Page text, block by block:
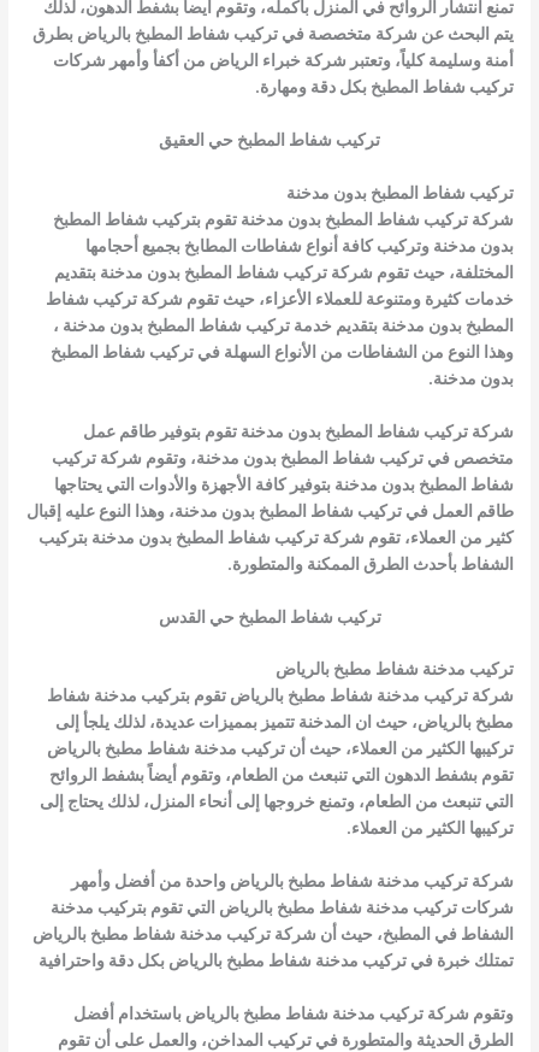
تمنع انتشار الروائح في المنزل بأكمله، وتقوم أيضاً بشفط الدهون، لذلك
يتم البحث عن شركة متخصصة في تركيب شفاط المطبخ بالرياض بطرق
أمنة وسليمة كلياً، وتعتبر شركة خبراء الرياض من أكفأ وأمهر شركات
تركيب شفاط المطبخ بكل دقة ومهارة.
تركيب شفاط المطبخ حي العقيق
تركيب شفاط المطبخ بدون مدخنة
شركةتركيب شفاط المطبخ بدون مدخنة تقومبتركيب شفاط المطبخ
بدون مدخنة وتركيب كافة أنواع شفاطات المطابخ بجميع أحجامها
المختلفة، حيث تقوم شركةتركيب شفاط المطبخ بدون مدخنة بتقديم
خدمات كثيرة ومتنوعة للعملاء الأعزاء، حيث تقوم شركةتركيب شفاط
المطبخ بدون مدخنة بتقديم خدمةتركيب شفاط المطبخ بدون مدخنة ،
وهذا النوع من الشفاطات من الأنواع السهلة فيتركيب شفاط المطبخ
بدون مدخنة.
شركةتركيب شفاط المطبخ بدون مدخنة تقوم بتوفير طاقم عمل
متخصص فيتركيب شفاط المطبخ بدون مدخنة، وتقوم شركةتركيب
شفاط المطبخ بدون مدخنة بتوفير كافة الأجهزة والأدوات التي يحتاجها
طاقم العمل في تركيب شفاط المطبخ بدون مدخنة، وهذا النوع عليه إقبال
كثير من العملاء، تقوم شركةتركيب شفاط المطبخ بدون مدخنة بتركيب
الشفاط بأحدث الطرق الممكنة والمتطورة.
تركيب شفاط المطبخ حي القدس
تركيب مدخنة شفاط مطبخ بالرياض
شركةتركيب مدخنة شفاط مطبخ بالرياض تقومبتركيب مدخنة شفاط
مطبخ بالرياض، حيث ان المدخنة تتميز بمميزات عديدة، لذلك يلجأ إلى
تركيبها الكثير من العملاء، حيث أنتركيب مدخنة شفاط مطبخ بالرياض
تقوم بشفط الدهون التي تنبعث من الطعام، وتقوم أيضاً بشفط الروائح
التي تنبعث من الطعام، وتمنع خروجها إلى أنحاء المنزل، لذلك يحتاج إلى
تركيبها الكثير من العملاء.
شركةتركيب مدخنة شفاط مطبخ بالرياض واحدة من أفضل وأمهر
شركاتتركيب مدخنة شفاط مطبخ بالرياض التي تقوم بتركيب مدخنة
الشفاط في المطبخ، حيث أن شركةتركيب مدخنة شفاط مطبخ بالرياض
تمتلك خبرة فيتركيب مدخنة شفاط مطبخ بالرياض بكل دقة واحترافية
وتقوم شركةتركيب مدخنة شفاط مطبخ بالرياض باستخدام أفضل
الطرق الحديثة والمتطورة في تركيب المداخن، والعمل على أن تقوم